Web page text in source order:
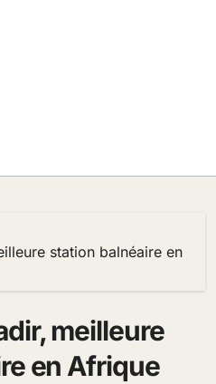
station balnéaire en
meilleure
en Afrique